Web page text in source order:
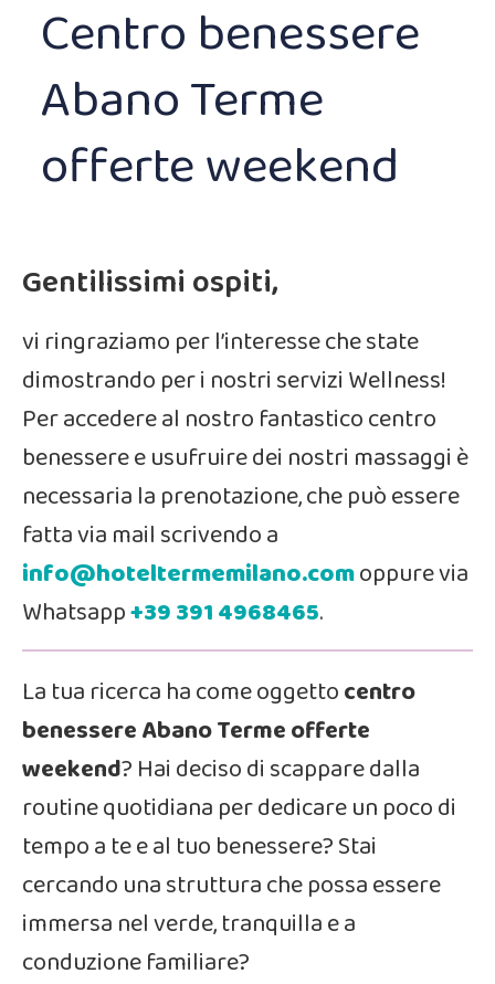
Centro benessere
Abano Terme
offerte weekend
Gentilissimi ospiti,
vi ringraziamo per l’interesse che state
dimostrando per i nostri servizi Wellness!
Per accedere al nostro fantastico centro
benessere e usufruire dei nostri massaggi è
necessaria la prenotazione, che può essere
fatta via mail scrivendo a
info@hoteltermemilano.comoppure via
Whatsapp+39391 4968465.
La tua ricerca ha come oggettocentro
benessere Abano Terme offerte
weekend? Hai deciso di scappare dalla
routine quotidiana per dedicare un poco di
tempo a te e al tuo benessere? Stai
cercando una struttura che possa essere
immersa nel verde, tranquilla e a
conduzione familiare?